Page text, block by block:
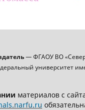
— ФГАОУ ВО
университет
материалов с